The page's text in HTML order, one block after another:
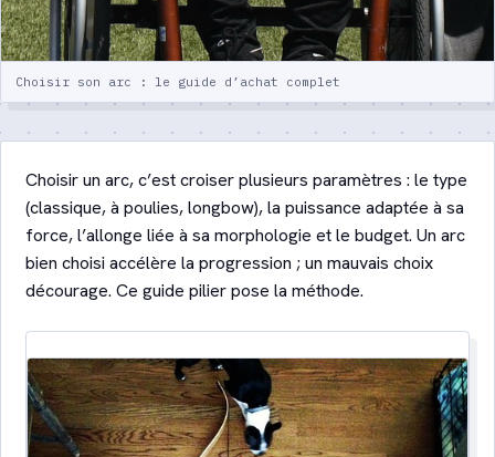
Choisir son arc : le guide d’achat complet
Choisir un arc, c’est croiser plusieurs paramètres : le type
(classique, à poulies, longbow), la puissance adaptée à sa
force, l’allonge liée à sa morphologie et le budget. Un arc
bien choisi accélère la progression ; un mauvais choix
décourage. Ce guide pilier pose la méthode.